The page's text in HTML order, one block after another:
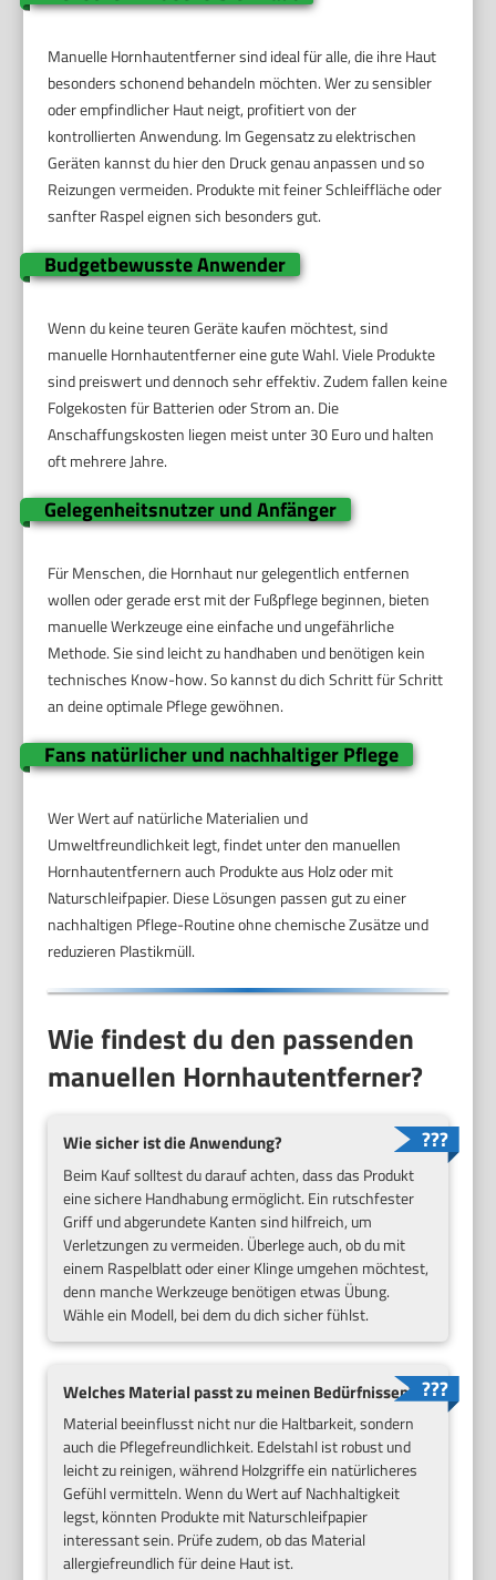
Manuelle Hornhautentferner sind ideal für alle, die ihre Haut
besonders schonend behandeln möchten. Wer zu sensibler
oder empfindlicher Haut neigt, profitiert von der
kontrollierten Anwendung. Im Gegensatz zu elektrischen
Geräten kannst du hier den Druck genau anpassen und so
Reizungen vermeiden. Produkte mit feiner Schleiffläche oder
sanfter Raspel eignen sich besonders gut.
Budgetbewusste Anwender
Wenn du keine teuren Geräte kaufen möchtest, sind
manuelle Hornhautentferner eine gute Wahl. Viele Produkte
sind preiswert und dennoch sehr effektiv. Zudem fallen keine
Folgekosten für Batterien oder Strom an. Die
Anschaffungskosten liegen meist unter 30 Euro und halten
oft mehrere Jahre.
Gelegenheitsnutzer und Anfänger
Für Menschen, die Hornhaut nur gelegentlich entfernen
wollen oder gerade erst mit der Fußpflege beginnen, bieten
manuelle Werkzeuge eine einfache und ungefährliche
Methode. Sie sind leicht zu handhaben und benötigen kein
technisches Know-how. So kannst du dich Schritt für Schritt
an deine optimale Pflege gewöhnen.
Fans natürlicher und nachhaltiger Pflege
Wer Wert auf natürliche Materialien und
Umweltfreundlichkeit legt, findet unter den manuellen
Hornhautentfernern auch Produkte aus Holz oder mit
Naturschleifpapier. Diese Lösungen passen gut zu einer
nachhaltigen Pflege-Routine ohne chemische Zusätze und
reduzieren Plastikmüll.
Wie findest du den passenden
manuellen Hornhautentferner?
Wie sicher ist die Anwendung?
Beim Kauf solltest du darauf achten, dass das Produkt
eine sichere Handhabung ermöglicht. Ein rutschfester
Griff und abgerundete Kanten sind hilfreich, um
Verletzungen zu vermeiden. Überlege auch, ob du mit
einem Raspelblatt oder einer Klinge umgehen möchtest,
denn manche Werkzeuge benötigen etwas Übung.
Wähle ein Modell, bei dem du dich sicher fühlst.
Welches Material passt zu meinen Bedürfnissen?
Material beeinflusst nicht nur die Haltbarkeit, sondern
auch die Pflegefreundlichkeit. Edelstahl ist robust und
leicht zu reinigen, während Holzgriffe ein natürlicheres
Gefühl vermitteln. Wenn du Wert auf Nachhaltigkeit
legst, könnten Produkte mit Naturschleifpapier
interessant sein. Prüfe zudem, ob das Material
allergiefreundlich für deine Haut ist.